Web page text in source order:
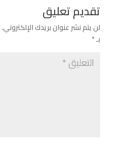
تقديم تعليق
لن يتم نشر عنوان بريدك الإلكتروني.
بـ*